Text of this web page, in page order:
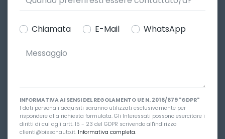
Chiamata E-Mail WhatsApp
INFORMATIVA AI SENSI DEL REGOLAMENTO UE N. 2016/679 "GDPR"
I dati personali acquisiti saranno utilizzati esclusivamente per
rispondere alla richiesta formulata. Gli Interessati possono esercitare i
diritti di cui agli artt. 15 - 23 del GDPR scrivendo all'indirizzo
clienti@bissonauto.it. Informativa completa.